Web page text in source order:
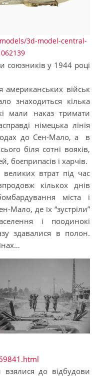
3d-model-central-
союзників у 1944 році
американських військ
знаходиться кілька
мали наказ тримати
німецька лінія
до Сен-Мало, а в
біля сотні вояків,
боєприпасів і харчів.
втрат під час
кількох днів
міста і
Мало, де їх “зустріли”
і поодинокі
здавалися в полон.
до відбудови